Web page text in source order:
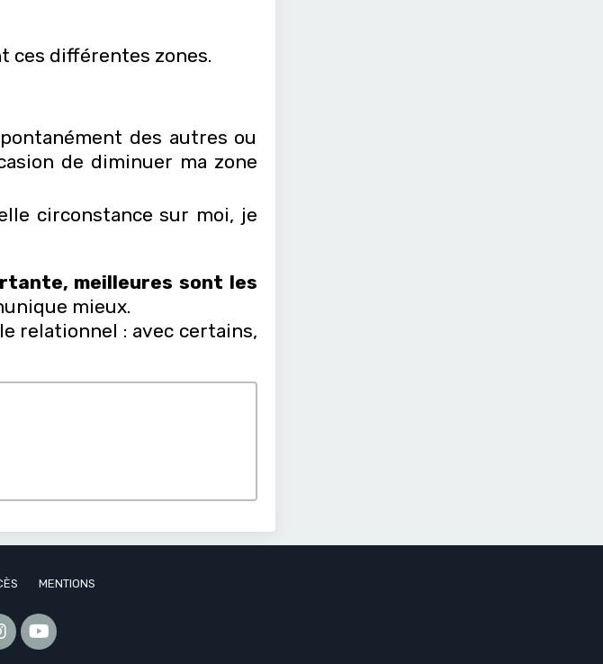
ces différentes zones.
des autres ou
de diminuer ma zone
circonstance sur moi, je
meilleures sont les
mieux.
relationnel : avec certains,
MENTIONS